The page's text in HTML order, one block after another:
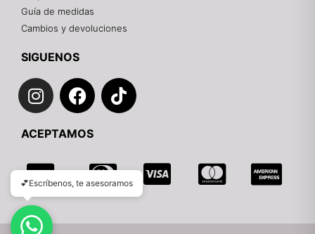
Guía de medidas
Cambios y devoluciones
SIGUENOS
I
n
t
g
r
a
m
F
a
e
o
o
T
i
k
ACEPTAMOS
💕Escríbenos, te asesoramos
WhatsApp
Instagram
Teléfono
Email